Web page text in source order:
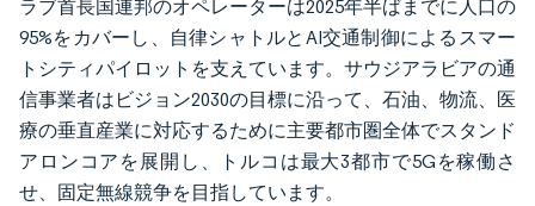
ラブ首長国連邦のオペレーターは2025年半ばまでに人口の
95%をカバーし、自律シャトルとAI交通制御によるスマー
トシティパイロットを支えています。サウジアラビアの通
信事業者はビジョン2030の目標に沿って、石油、物流、医
療の垂直産業に対応するために主要都市圏全体でスタンド
アロンコアを展開し、トルコは最大3都市で5Gを稼働さ
せ、固定無線競争を目指しています。